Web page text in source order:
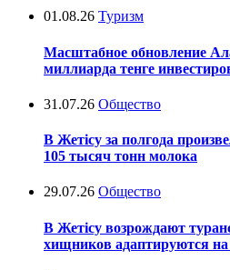
01.08.26 Туризм
Масштабное обновление
миллиарда тенге
31.07.26 Общество
В Жетісу за полгода
105 тысяч тонн молока
29.07.26 Общество
В Жетісу возрождают
хищников адаптируются